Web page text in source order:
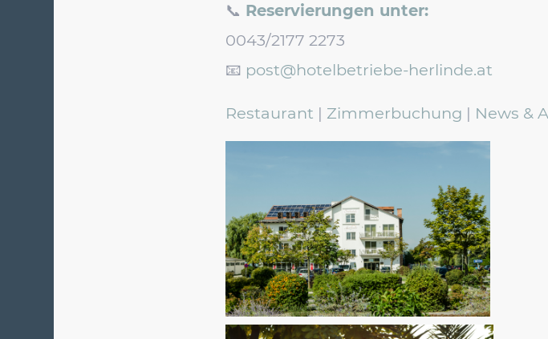
📞 Reservierungen unter:
0043/2177 2273
📧 post@hotelbetriebe-herlinde.at
Restaurant | Zimmerbuchung | News &